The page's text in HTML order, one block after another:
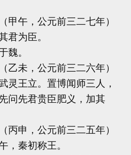
午，公元前三二七年）
为臣。
。
未，公元前三二六年）
王立。置博闻师三人，
问先君贵臣肥义，加其
申，公元前三二五年）
秦初称王。